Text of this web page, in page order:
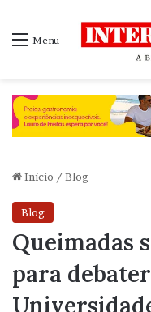
Menu
Início / Blog
Blog
Queimadas
para